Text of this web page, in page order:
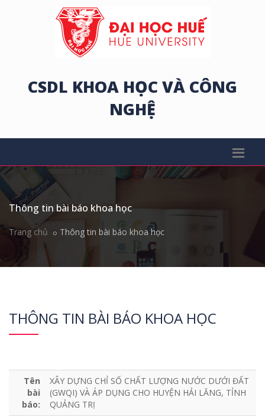
CSDL KHOA HỌC VÀ CÔNG
NGHỆ
Thông tin bài báo khoa học
Trang chủ Thông tin bài báo khoa học
THÔNG TIN BÀI BÁO KHOA HỌC
Tên
bài
báo:
XÂY DỰNG CHỈ SỐ CHẤT LƯỢNG NƯỚC DƯỚI ĐẤT
(GWQI) VÀ ÁP DỤNG CHO HUYỆN HẢI LĂNG, TỈNH
QUẢNG TRỊ